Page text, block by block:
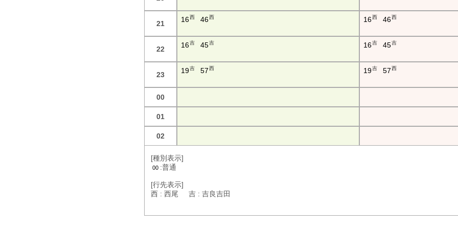
21 16西 46西 16西 46西
22 16吉 45吉 16吉 45吉
23 19吉 57西 19吉 57西
00
01
02
[種別表示]
00 :普通
[行先表示]
西 : 西尾 吉 : 吉良吉田